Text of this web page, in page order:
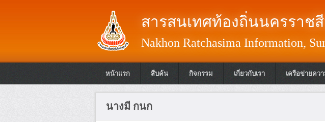
สารสนเทศท้องถิ่นนครราช
Nakhon Ratchasima Information,
หน้าแรก สืบค้น กิจกรรม เกี่ยวกับเรา เครือข่ายคว
นางมี กนก